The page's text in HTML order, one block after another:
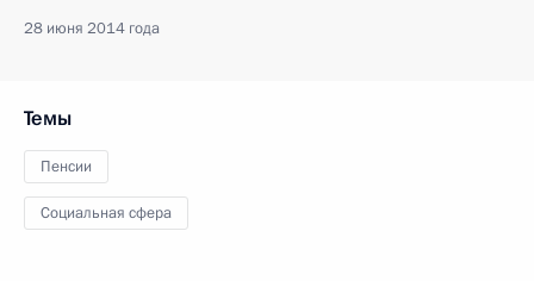
28 июня 2014 года
Темы
Пенсии
Социальная сфера